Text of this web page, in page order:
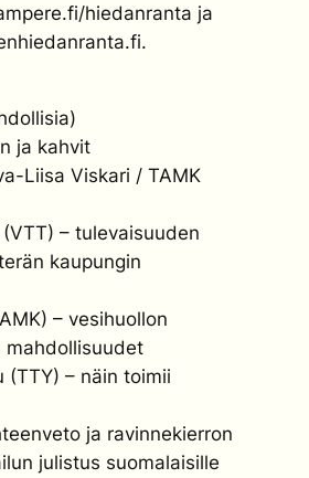
hiedanranta ja
ja kahvit
Liisa Viskari / TAMK
– tulevaisuuden
kaupungin
– vesihuollon
mahdollisuudet
(TTY) – näin toimii
ja ravinnekierron
julistus suomalaisille